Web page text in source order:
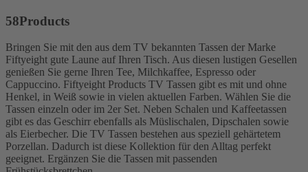
58Products
Bringen Sie mit den aus dem TV bekannten Tassen der Marke
Fiftyeight gute Laune auf Ihren Tisch. Aus diesen lustigen Gesellen
genießen Sie gerne Ihren Tee, Milchkaffee, Espresso oder
Cappuccino. Fiftyeight Products TV Tassen gibt es mit und ohne
Henkel, in Weiß sowie in vielen aktuellen Farben. Wählen Sie die
Tassen einzeln oder im 2er Set. Neben Schalen und Kaffeetassen
gibt es das Geschirr ebenfalls als Müslischalen, Dipschalen sowie
als Eierbecher. Die TV Tassen bestehen aus speziell gehärtetem
Porzellan. Dadurch ist diese Kollektion für den Alltag perfekt
geeignet. Ergänzen Sie die Tassen mit passenden